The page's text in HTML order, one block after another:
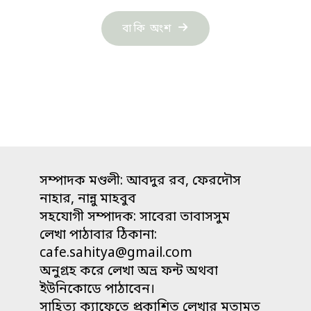
বাকি অংশ "কামরুল
হাসান:
সম্পাদক মণ্ডলী: আবদুর রব, ফেরদৌস
নাহার, নান্নু মাহবুব
সহযোগী সম্পাদক: সাবেরা তাবাসসুম
লেখা পাঠাবার ঠিকানা:
cafe.sahitya@gmail.com
অনুগ্রহ করে লেখা অভ্র ফন্ট অথবা
ইউনিকোডে পাঠাবেন।